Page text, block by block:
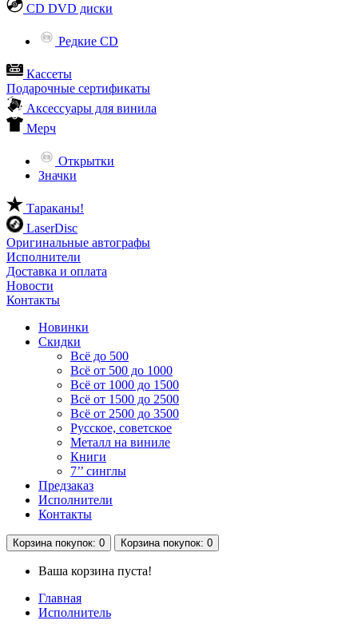
CD DVD диски
Редкие CD
Кассеты
Подарочные сертификаты
Аксессуары для винила
Мерч
Открытки
Значки
Тараканы!
LaserDisc
Оригинальные автографы
Исполнители
Доставка и оплата
Новости
Контакты
Новинки
Скидки
Всё до 500
Всё от 500 до 1000
Всё от 1000 до 1500
Всё от 1500 до 2500
Всё от 2500 до 3500
Русское, советское
Металл на виниле
Книги
7’’ синглы
Предзаказ
Исполнители
Контакты
Корзина покупок: 0 Корзина покупок: 0
Ваша корзина пуста!
Главная
Исполнитель